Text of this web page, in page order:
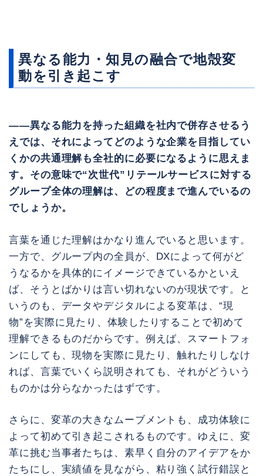
異なる能力・知見の融合で地殻変
動を引き起こす
――異なる能力を持った組織を社内で併存させるう
えでは、それによってどのような企業を目指してい
くかの共通理解も全社的に必要になるように思えま
す。その意味で“次世代”リテールサービスに対する
グループ全体の理解は、どの程度まで進んでいるの
でしょうか。
言葉を通じた理解はかなり進んでいると思います。
一方で、グループ内の全員が、DXによって何がど
うなるかを具体的にイメージできているかといえ
ば、そうとばかりは言い切れないのが現状です。と
いうのも、データやデジタルによる変革は、“現
物”を実際に見たり、体験したりすることで初めて
理解できるものだからです。例えば、スマートフォ
ンにしても、現物を実際に見たり、触れたりしなけ
れば、言葉でいくら説明されても、それがどういう
ものかは分らなかったはずです。
さらに、変革の大きなムーブメントも、成功体験に
よって初めて引き起こされるものです。ゆえに、変
革に挑む当事者たちは、素早く自分のアイデアをか
たちにし、実績値を見ながら、粘り強く試行錯誤と